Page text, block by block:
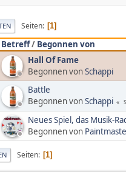
Seiten 1
Betreff/ Begonnen von
Hall Of Fame
Begonnen vonSchappi
Battle
Begonnen vonSchappi
Neues Spiel, das Musik-
Begonnen von
Seiten 1